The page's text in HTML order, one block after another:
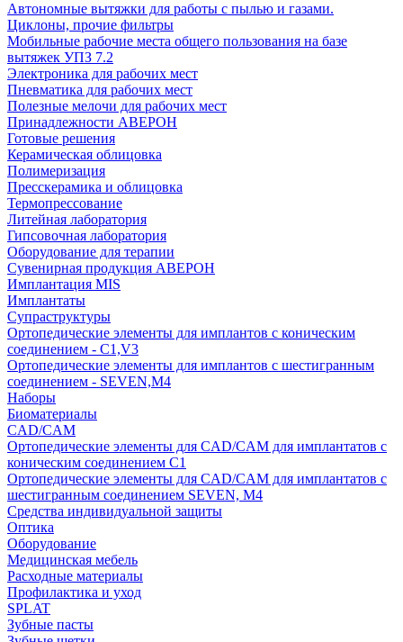
Автономные вытяжки для работы с пылью и газами.
Циклоны, прочие фильтры
Мобильные рабочие места общего пользования на базе
вытяжек УПЗ 7.2
Электроника для рабочих мест
Пневматика для рабочих мест
Полезные мелочи для рабочих мест
Принадлежности АВЕРОН
Готовые решения
Керамическая облицовка
Полимеризация
Пресскерамика и облицовка
Термопрессование
Литейная лаборатория
Гипсовочная лаборатория
Оборудование для терапии
Сувенирная продукция АВЕРОН
Имплантация MIS
Имплантаты
Супраструктуры
Ортопедические элементы для имплантов с коническим
соединением - C1,V3
Ортопедические элементы для имплантов с шестигранным
соединением - SEVEN,M4
Наборы
Биоматериалы
CAD/CAM
Ортопедические элементы для CAD/CAM для имплантатов с
коническим соединением С1
Ортопедические элементы для CAD/CAM для имплантатов с
шестигранным соединением SEVEN, М4
Средства индивидуальной защиты
Оптика
Оборудование
Медицинская мебель
Расходные материалы
Профилактика и уход
SPLAT
Зубные пасты